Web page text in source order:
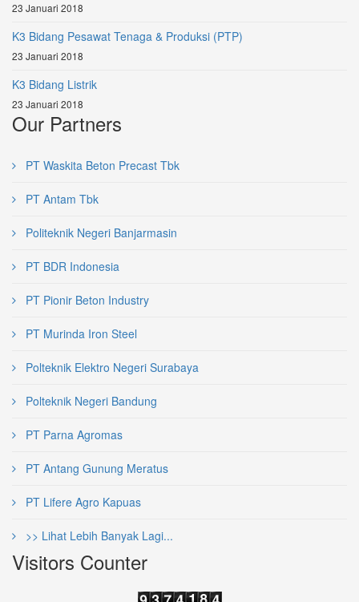
23 Januari 2018
K3 Bidang Pesawat Tenaga & Produksi (PTP)
23 Januari 2018
K3 Bidang Listrik
23 Januari 2018
Our Partners
PT Waskita Beton Precast Tbk
PT Antam Tbk
Politeknik Negeri Banjarmasin
PT BDR Indonesia
PT Pionir Beton Industry
PT Murinda Iron Steel
Polteknik Elektro Negeri Surabaya
Polteknik Negeri Bandung
PT Parna Agromas
PT Antang Gunung Meratus
PT Lifere Agro Kapuas
>> Lihat Lebih Banyak Lagi...
Visitors Counter